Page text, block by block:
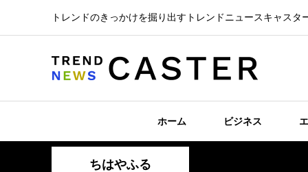
トレンドのきっかけを掘り出すトレンドニュースキャスタ
ホーム ビジネス
ちはやふる